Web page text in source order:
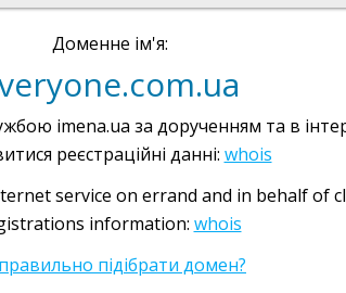
Доменне ім'я:
imena.ua за дорученням та в
реєстраційні данні: whois
service on errand and in behalf of
information: whois
підібрати домен?